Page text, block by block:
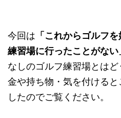
今回は 「これからゴルフ
練習場に行ったことがない
なしのゴルフ練習場とは
金や持ち物・気を付ける
したのでご覧ください。